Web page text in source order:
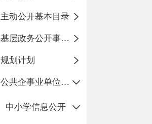
主动公开基本目录
基层政务公开事项标准目录
规划计划
公共企事业单位信息公开
中小学信息公开